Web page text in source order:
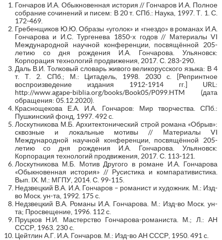
Гончаров И.А. Обыкновенная история // Гончаров И.А. Полное
собрание сочинений и писем: В 20 т. СПб.: Наука, 1997. Т. 1. С.
172-469.
Гребенщиков Ю.Ю. Образы «уголок» и «гнездо» в романах И.А.
Гончарова и И.С. Тургенева 1850-х годов // Материалы VI
Международной научной конференции, посвящённой 205-
летию со дня рождения И.А. Гончарова. Ульяновск:
Корпорация технологий продвижения, 2017. С. 283-290.
Даль В.И. Толковый словарь живого великорусского языка: В 4
т. Т. 2. СПб.; М.: Цитадель, 1998. 2030 с. [Репринтное
воспроизведение издания 1912-1914 гг.] URL:
http://www.agape-biblia.org/books/Book05/P099.HTM (дата
обращения: 05.12.2020).
Краснощекова Е.А. И.А. Гончаров: Мир творчества. СПб.:
Пушкинский фонд, 1997. 492 с.
Лоскутникова М.Б. Архитектонический строй романа «Обрыв»:
сквозные и локальные мотивы // Материалы VI
Международной научной конференции, посвящённой 205-
летию со дня рождения И.А. Гончарова. Ульяновск:
Корпорация технологий продвижения, 2017. С. 113-121.
Лоскутникова М.Б. Мотив Другого в романе И.А. Гончарова
«Обыкновенная история» // Русистика и компаративистика.
Вып. IX. М.: МГПУ, 2014. С. 99-115.
Недзвецкий В.А. И.А. Гончаров – романист и художник. М.: Изд-
во Моск. ун-та, 1992. 175 с.
Недзвецкий В.А. Романы И.А. Гончарова. М.: Изд-во Моск. ун-
та; Просвещение, 1996. 112 с.
Пруцков Н.И. Мастерство Гончарова-романиста. М.; Л.: АН
СССР, 1963. 230 с.
Цейтлин А.Г. И.А. Гончаров. М.: Изд-во АН СССР, 1950. 491 с.